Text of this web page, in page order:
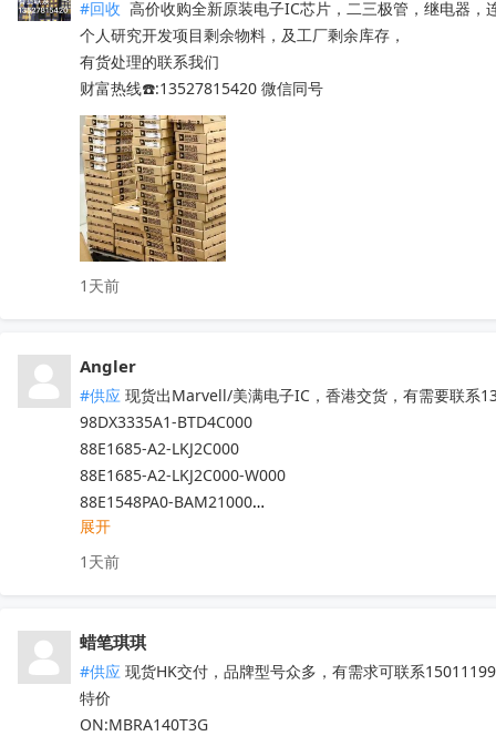
#回收 高价收购全新原装电子IC芯片，二三极管，继电器，
个人研究开发项目剩余物料，及工厂剩余库存，
有货处理的联系我们
财富热线☎️:13527815420 微信同号
1天前
Angler
#供应 现货出Marvell/美满电子IC，香港交货，有需要联系
98DX3335A1-BTD4C000
88E1685-A2-LKJ2C000
88E1685-A2-LKJ2C000-W000
88E1548PA0-BAM21000
……
专营Marvell十八年，300+库存料号，其它Marvell的料发料
展开
1天前
蜡笔琪琪
#供应 现货HK交付，品牌型号众多，有需求可联系
特价
ON:MBRA140T3G